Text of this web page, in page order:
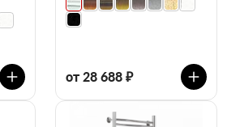
от 28 688 ₽